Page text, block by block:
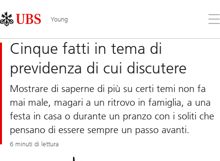
Links
Area
Young
il
Cinque fatti in tema di
previdenza di cui discutere
Mostrare di saperne di più su certi temi non fa
mai male, magari a un ritrovo in famiglia, a una
festa in casa o durante un pranzo con i soliti che
pensano di essere sempre un passo avanti.
6 minuti di lettura